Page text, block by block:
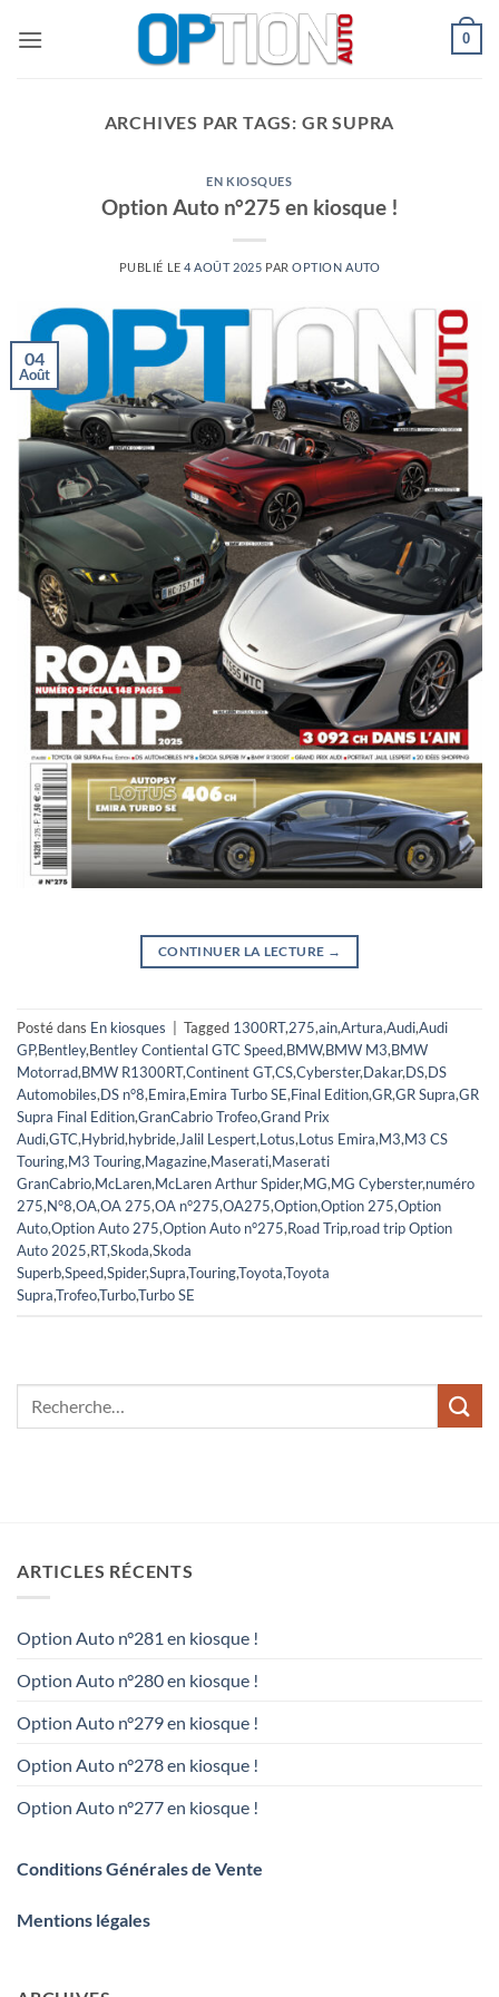
0
ARCHIVES PAR TAGS: GR SUPRA
EN KIOSQUES
Option Auto n°275 en kiosque !
PUBLIÉ LE4 AOÛT 2025 PAROPTION AUTO
04
Août
CONTINUER LA LECTURE →
Posté dans En kiosques Tagged 1300RT,275,ain,Artura,Audi,Audi
GP,Bentley,Bentley Contiental GTC Speed,BMW,BMW M3,BMW
Motorrad,BMW R1300RT,Continent GT,CS,Cyberster,Dakar,DS,DS
Automobiles,DS n°8,Emira,Emira Turbo SE,Final Edition,GR,GR Supra,GR
Supra Final Edition,GranCabrio Trofeo,Grand Prix
Audi,GTC,Hybrid,hybride,Jalil Lespert,Lotus,Lotus Emira,M3,M3 CS
Touring,M3 Touring,Magazine,Maserati,Maserati
GranCabrio,McLaren,McLaren Arthur Spider,MG,MG Cyberster,numéro
275,N°8,OA,OA 275,OA n°275,OA275,Option,Option 275,Option
Auto,Option Auto 275,Option Auto n°275,Road Trip,road trip Option
Auto 2025,RT,Skoda,Skoda
Superb,Speed,Spider,Supra,Touring,Toyota,Toyota
Supra,Trofeo,Turbo,Turbo SE
ARTICLES RÉCENTS
Option Auto n°281 en kiosque !
Option Auto n°280 en kiosque !
Option Auto n°279 en kiosque !
Option Auto n°278 en kiosque !
Option Auto n°277 en kiosque !
Conditions Générales de Vente
Mentions légales